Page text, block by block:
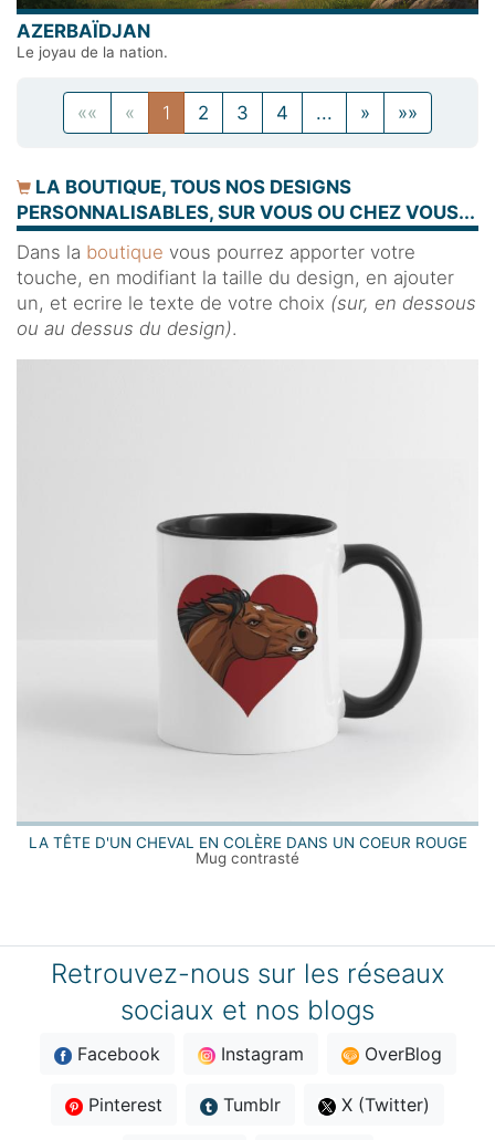
AZERBAÏDJAN
Le joyau de la nation.
««
Page 1
«
Page précédente
1 Page 1
2 3 4
...
Page précédente
»
Page suivante
»»
Page 9
LA BOUTIQUE, TOUS NOS DESIGNS
PERSONNALISABLES, SUR VOUS OU CHEZ VOUS...
Dans la boutique vous pourrez apporter votre
touche, en modifiant la taille du design, en ajouter
un, et ecrire le texte de votre choix (sur, en dessous
ou au dessus du design).
LA TÊTE D'UN CHEVAL EN COLÈRE DANS UN COEUR ROUGE
Mug contrasté
Retrouvez-nous sur les réseaux
sociaux et nos blogs
Facebook Instagram OverBlog
Pinterest Tumblr X (Twitter)